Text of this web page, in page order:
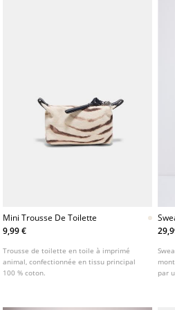
Mini Trousse De Toilette
9,99 €
Trousse de toilette en toile à imprimé
animal, confectionnée en tissu principal
100 % coton.
par